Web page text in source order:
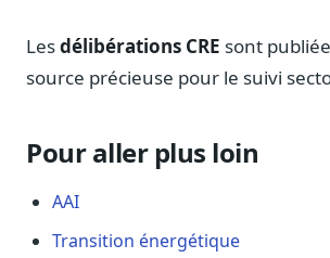
Lesdélibérations CRE sont
source précieuse pour le suivi
Pour aller plus loin
AAI
Transition énergétique